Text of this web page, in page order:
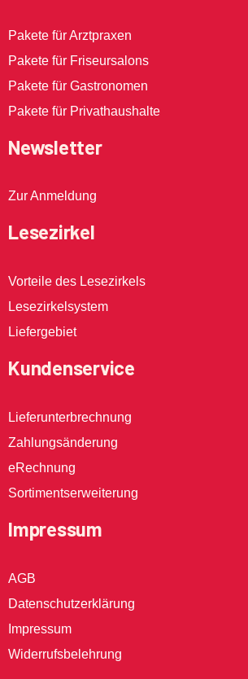
Pakete für Arztpraxen
Pakete für Friseursalons
Pakete für Gastronomen
Pakete für Privathaushalte
Newsletter
Zur Anmeldung
Lesezirkel
Vorteile des Lesezirkels
Lesezirkelsystem
Liefergebiet
Kundenservice
Lieferunterbrechnung
Zahlungsänderung
eRechnung
Sortimentserweiterung
Impressum
AGB
Datenschutzerklärung
Impressum
Widerrufsbelehrung